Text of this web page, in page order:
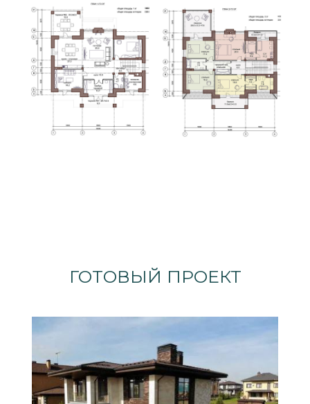
ГОТОВЫЙ ПРОЕКТ